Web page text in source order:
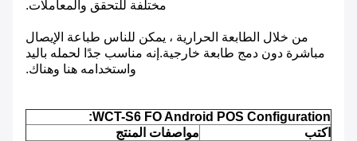
مختلفة للتحقق والمعاملات.
من خلال الطابعة الحرارية ، يمكن للناس طباعة الإيصال
مباشرة دون دمج طابعة خارجية.إنه مناسب جدًا لحمله باليد
واستخدامه هنا وهناك.
WCT-S6 FO Android POS Configuration:
اكتب
مواصفات المنتج